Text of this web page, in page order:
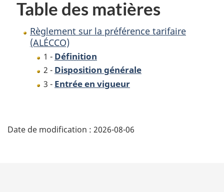
Table des matières
Règlement sur la préférence tarifaire
(ALÉCCO)
1 - Définition
2 - Disposition générale
3 - Entrée en vigueur
é
Date de modification : 2026-08-06